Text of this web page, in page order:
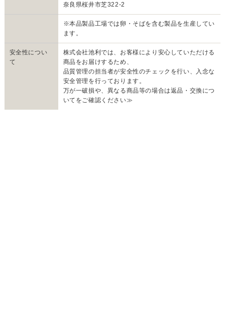
奈良県桜井市芝322-2
※本品製品工場では卵・そばを含む製品を生産してい
ます。
安全性につい
て
株式会社池利では、お客様により安心していただける
商品をお届けするため、
品質管理の担当者が安全性のチェックを行い、入念な
安全管理を行っております。
万が一破損や、異なる商品等の場合は返品・交換につ
いてをご確認ください≫